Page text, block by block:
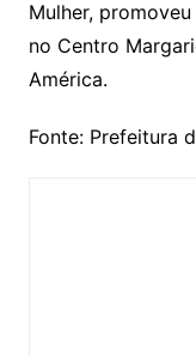
Mulher,
no Centro
América.
Fonte: Prefeitura